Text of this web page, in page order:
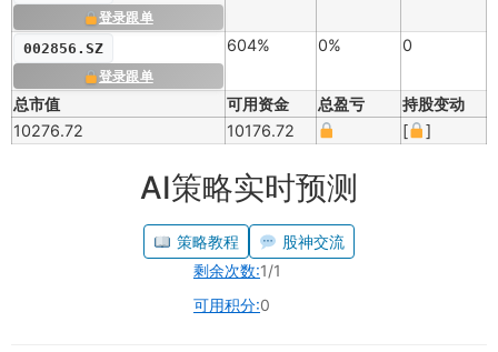
登录跟单
002856.SZ
登录跟单
604% 0% 0
总市值 可用资金 总盈亏
持股变动
10276.72
10176.72 [ ]
AI策略实时预测
策略教程
股神交流
剩余次数:1/1
可用积分:0